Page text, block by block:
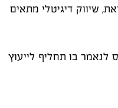
שיווק דיגיטלי מתאים
לנאמר בו תחליף לייעוץ